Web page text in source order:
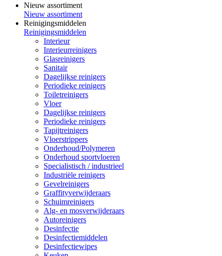
Nieuw assortiment
Nieuw assortiment
Reinigingsmiddelen
Reinigingsmiddelen
Interieur
Interieurreinigers
Glasreinigers
Sanitair
Dagelijkse reinigers
Periodieke reinigers
Toiletreinigers
Vloer
Dagelijkse reinigers
Periodieke reinigers
Tapijtreinigers
Vloerstrippers
Onderhoud/Polymeren
Onderhoud sportvloeren
Specialistisch / industrieel
Industriële reinigers
Gevelreinigers
Graffityverwijderaars
Schuimreinigers
Alg- en mosverwijderaars
Autoreinigers
Desinfectie
Desinfectiemiddelen
Desinfectiewipes